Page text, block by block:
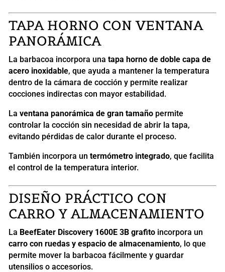
TAPA HORNO CON VENTANA
PANORÁMICA
La barbacoa incorpora una tapa horno de doble capa de
acero inoxidable, que ayuda a mantener la temperatura
dentro de la cámara de cocción y permite realizar
cocciones indirectas con mayor estabilidad.
La ventana panorámica de gran tamañopermite
controlar la cocción sin necesidad de abrir la tapa,
evitando pérdidas de calor durante el proceso.
También incorpora un termómetro integrado, que facilita
el control de la temperatura interior.
DISEÑO PRÁCTICO CON
CARRO Y ALMACENAMIENTO
La BeefEater Discovery 1600E 3B grafitoincorpora un
carro con ruedas y espacio de almacenamiento, lo que
permite mover la barbacoa fácilmente y guardar
utensilios o accesorios.